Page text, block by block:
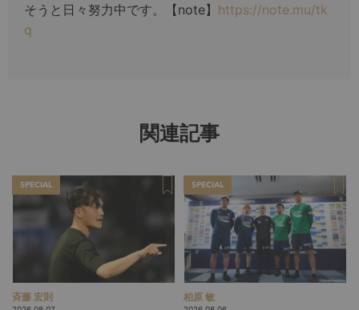
そうと日々努力中です。【note】 https://note.mu/tk
q
関連記事
SPECIAL
斉藤 宏則
SPECIAL
柏原 敏